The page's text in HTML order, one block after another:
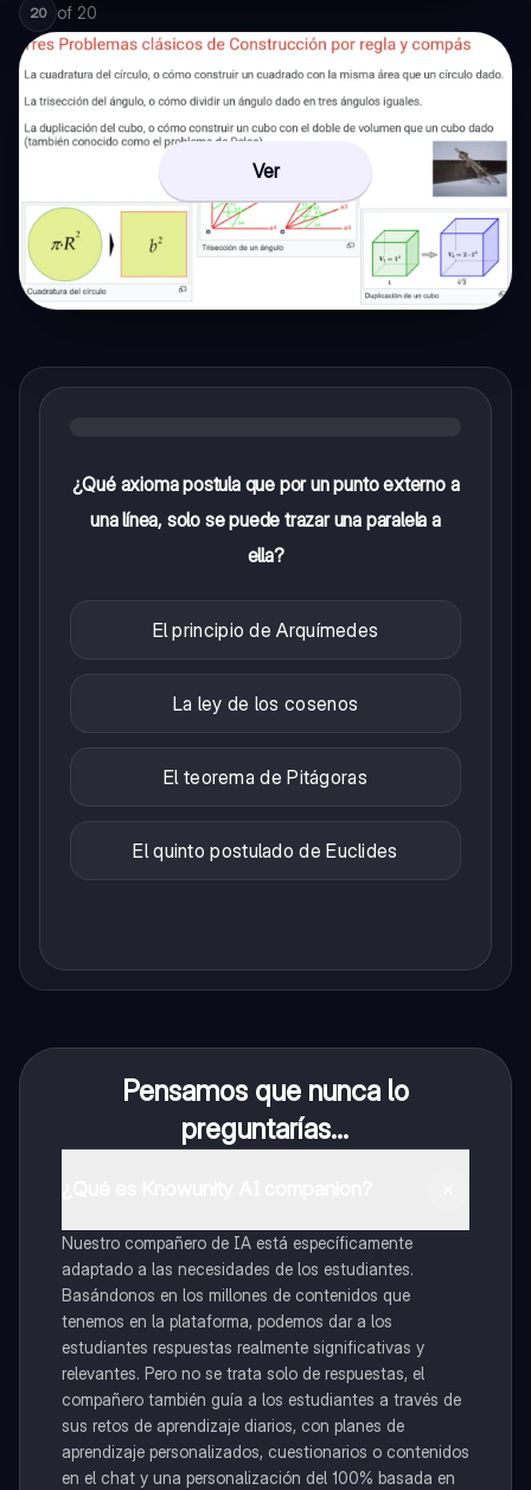
20 of 20
Ver
¿Qué axioma postula que por un punto externo a
una línea, solo se puede trazar una paralela a
ella?
El principio de Arquímedes
La ley de los cosenos
El teorema de Pitágoras
El quinto postulado de Euclides
Pensamos que nunca lo
preguntarías...
Nuestro compañero de IA está específicamente
adaptado a las necesidades de los estudiantes.
Basándonos en los millones de contenidos que
tenemos en la plataforma, podemos dar a los
estudiantes respuestas realmente significativas y
relevantes. Pero no se trata solo de respuestas, el
compañero también guía a los estudiantes a través de
sus retos de aprendizaje diarios, con planes de
aprendizaje personalizados, cuestionarios o contenidos
en el chat y una personalización del 100% basada en